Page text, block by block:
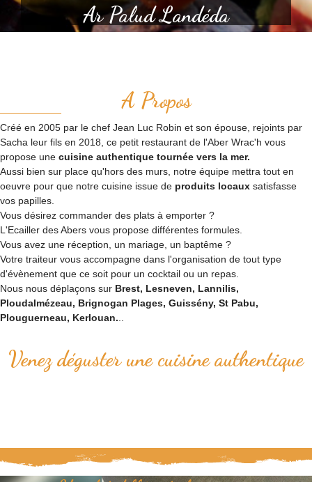
Ar Palud Landéda
A Propos
Créé en 2005 par le chef Jean Luc Robin et son épouse, rejoints par
Sacha leur fils en 2018, ce petit restaurant de l'Aber Wrac'h vous
propose une cuisine authentique tournée vers la mer.
Aussi bien sur place qu'hors des murs, notre équipe mettra tout en
oeuvre pour que notre cuisine issue de produits locaux satisfasse
vos papilles.
Vous désirez commander des plats à emporter ?
L'Ecailler des Abers vous propose différentes formules.
Vous avez une réception, un mariage, un baptême ?
Votre traiteur vous accompagne dans l'organisation de tout type
d'évènement que ce soit pour un cocktail ou un repas.
Nous nous déplaçons sur Brest, Lesneven, Lannilis,
Ploudalmézeau, Brignogan Plages, Guissény, St Pabu,
Plouguerneau, Kerlouan.
Venez déguster une cuisine authentique